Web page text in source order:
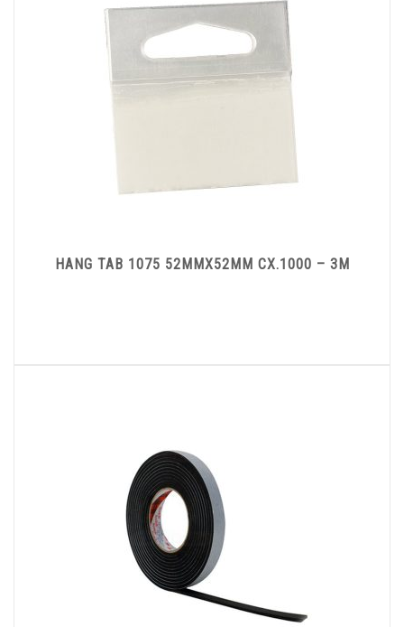
HANG TAB 1075 52MMX52MM CX.1000 – 3M